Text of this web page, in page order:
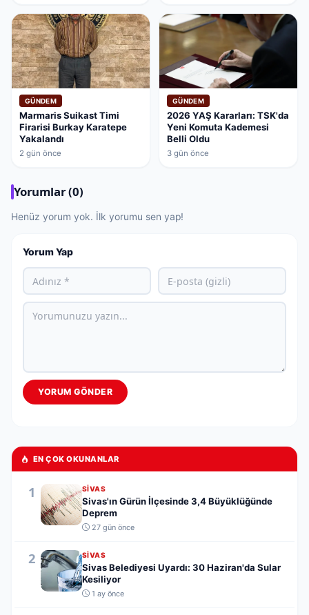
GÜNDEM
Marmaris Suikast Timi
Firarisi Burkay Karatepe
Yakalandı
2 gün önce
GÜNDEM
2026 YAŞ Kararları: TSK'da
Yeni Komuta Kademesi
Belli Oldu
3 gün önce
Yorumlar (0)
Henüz yorum yok. İlk yorumu sen yap!
Yorum Yap
YORUM GÖNDER
EN ÇOK OKUNANLAR
1 SIVAS
Sivas'ın Gürün İlçesinde 3,4 Büyüklüğünde
Deprem
27 gün önce
2 SIVAS
Sivas Belediyesi Uyardı: 30 Haziran'da Sular
Kesiliyor
1 ay önce